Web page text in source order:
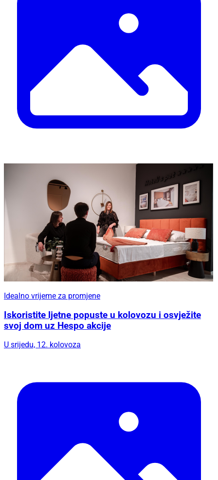
Idealno vrijeme za promjene
Iskoristite ljetne popuste u kolovozu i osvježite
svoj dom uz Hespo akcije
U srijedu, 12. kolovoza